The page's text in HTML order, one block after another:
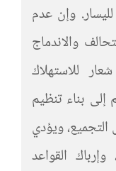
وإن عدم
والاندماج
للاستهلاك
إلى بناء تنظيم
ويؤدي
القواعد